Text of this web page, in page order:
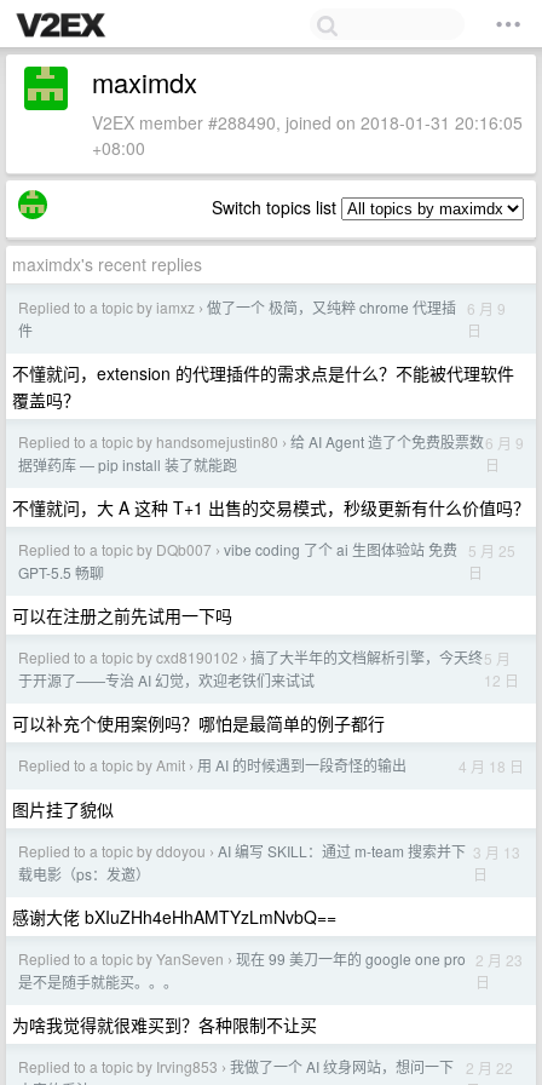
maximdx
V2EX member #288490, joined on 2018-01-31 20:16:05
+08:00
Switch topics list
maximdx's recent replies
Replied to a topic by iamxz › 做了一个 极简，又纯粹 chrome 代理插
件
6 月 9
日
不懂就问，extension 的代理插件的需求点是什么？不能被代理软件
覆盖吗？
Replied to a topic by handsomejustin80 › 给 AI Agent 造了个免费股票数
据弹药库 — pip install 装了就能跑
6 月 9
日
不懂就问，大 A 这种 T+1 出售的交易模式，秒级更新有什么价值吗？
Replied to a topic by DQb007 › vibe coding 了个 ai 生图体验站 免费
GPT-5.5 畅聊
5 月 25
日
可以在注册之前先试用一下吗
Replied to a topic by cxd8190102 › 搞了大半年的文档解析引擎，今天终
于开源了——专治 AI 幻觉，欢迎老铁们来试试
5 月
12 日
可以补充个使用案例吗？哪怕是最简单的例子都行
Replied to a topic by Amit › 用 AI 的时候遇到一段奇怪的输出 4 月 18 日
图片挂了貌似
Replied to a topic by ddoyou › AI 编写 SKILL：通过 m-team 搜索并下
载电影（ps：发邀）
3 月 13
日
感谢大佬 bXIuZHh4eHhAMTYzLmNvbQ==
Replied to a topic by YanSeven › 现在 99 美刀一年的 google one pro
是不是随手就能买。。。
2 月 23
日
为啥我觉得就很难买到？各种限制不让买
Replied to a topic by Irving853 › 我做了一个 AI 纹身网站，想问一下
2 月 22